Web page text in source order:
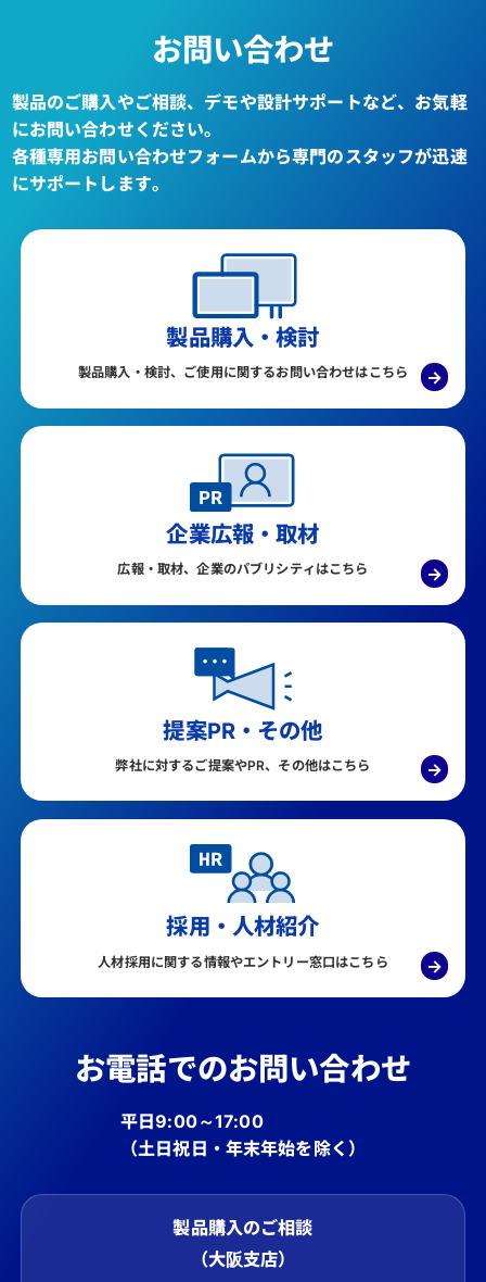
お問い合わせ
製品のご購入やご相談、デモや設計サポートなど、お気軽
にお問い合わせください。
各種専用お問い合わせフォームから専門のスタッフが迅速
にサポートします。
製品購入・検討
製品購入・検討、ご使用に関するお問い合わせはこちら →
企業広報・取材
広報・取材、企業のパブリシティはこちら →
提案PR・その他
弊社に対するご提案やPR、その他はこちら →
採用・人材紹介
人材採用に関する情報やエントリー窓口はこちら →
お電話でのお問い合わせ
平日9:00～17:00
（土日祝日・年末年始を除く）
製品購入のご相談
（大阪支店）